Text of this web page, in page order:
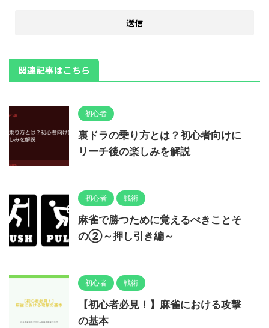
関連記事はこちら
初心者
裏ドラの乗り方とは？初心者向けに
リーチ後の楽しみを解説
初心者 戦術
麻雀で勝つために覚えるべきことそ
の②～押し引き編～
初心者 戦術
【初心者必見！】麻雀における攻撃
の基本